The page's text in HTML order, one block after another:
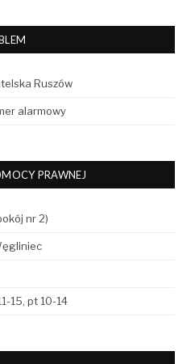
Ruszów
alarmowy
PRAWNEJ
nr 2)
15, pt 10-14